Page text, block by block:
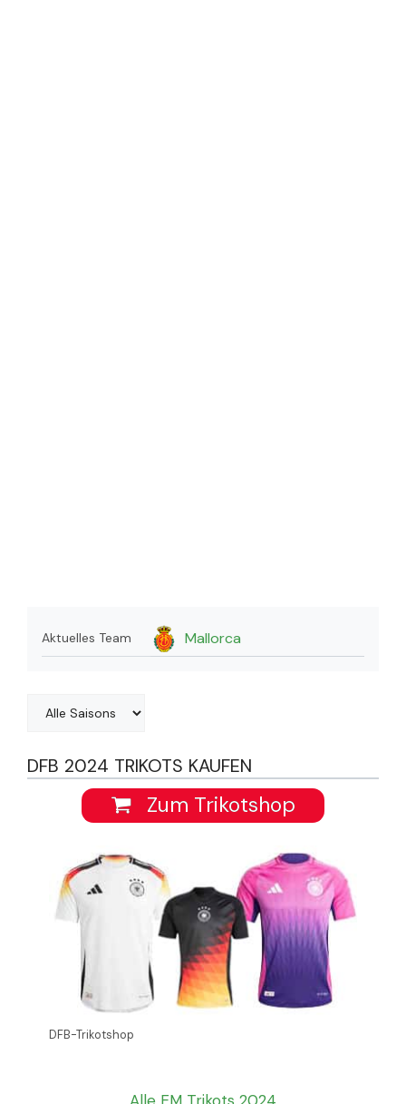
Aktuelles Team Mallorca
DFB 2024 TRIKOTS KAUFEN
Zum Trikotshop
DFB-Trikotshop